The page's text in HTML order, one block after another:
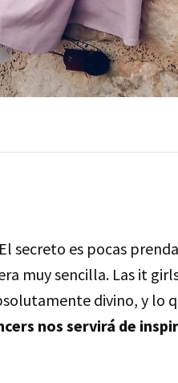
El secreto es pocas
muy sencilla. Las it
divino, y lo
nos servirá de